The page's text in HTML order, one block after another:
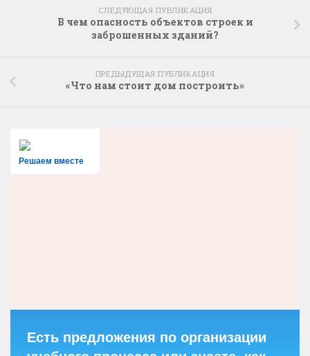
СЛЕДУЮЩАЯ ПУБЛИКАЦИЯ
В чем опасность объектов строек и
заброшенных зданий?
ПРЕДЫДУЩАЯ ПУБЛИКАЦИЯ
«Что нам стоит дом построить»
Решаем вместе
Есть предложения по организации